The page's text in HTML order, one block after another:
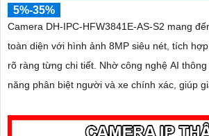
5%-35%
Camera DH-IPC-HFW3841E-AS-S2 mang
toàn diện với hình ảnh 8MP siêu nét, tích
rõ ràng từng chi tiết. Nhờ công nghệ AI thông minh camera có khả
năng phân biệt người và xe chính xác, giúp